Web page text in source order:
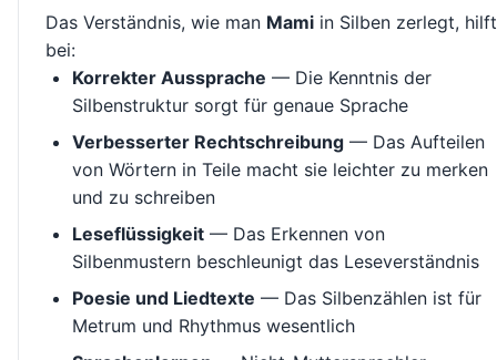
Das Verständnis, wie man Mami in Silben zerlegt, hilft
bei:
Korrekter Aussprache — Die Kenntnis der
Silbenstruktur sorgt für genaue Sprache
Verbesserter Rechtschreibung — Das Aufteilen
von Wörtern in Teile macht sie leichter zu merken
und zu schreiben
Leseflüssigkeit — Das Erkennen von
Silbenmustern beschleunigt das Leseverständnis
Poesie und Liedtexte — Das Silbenzählen ist für
Metrum und Rhythmus wesentlich